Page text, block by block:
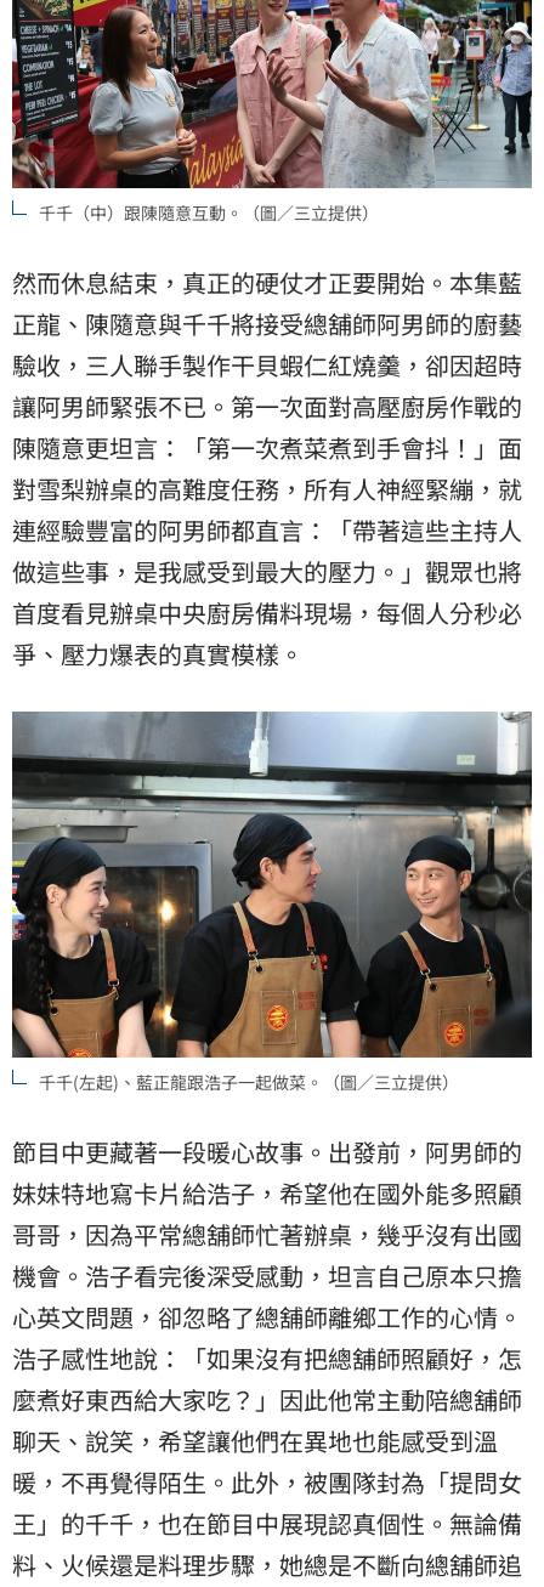
千千（中）跟陳隨意互動。（圖／三立提供）
然而休息結束，真正的硬仗才正要開始。本集藍
正龍 、陳隨意與千千將接受總舖師阿男師的廚藝
驗收，三人聯手製作干貝蝦仁紅燒羹，卻因超時
讓阿男師緊張不已。第一次面對高壓廚房作戰的
陳隨意更坦言：「第一次煮菜煮到手會抖！」面
對雪梨辦桌的高難度任務，所有人神經緊繃，就
連經驗豐富的阿男師都直言：「帶著這些主持人
做這些事，是我感受到最大的壓力。」觀眾也將
首度看見辦桌中央廚房備料現場，每個人分秒必
爭、壓力爆表的真實模樣。
千千(左起)、藍正龍跟浩子一起做菜。（圖／三立提供）
節目中更藏著一段暖心故事。出發前，阿男師的
妹妹特地寫卡片給浩子，希望他在國外能多照顧
哥哥，因為平常總舖師忙著辦桌，幾乎沒有出國
機會。浩子看完後深受感動，坦言自己原本只擔
心英文問題，卻忽略了總舖師離鄉工作的心情。
浩子感性地說：「如果沒有把總舖師照顧好，怎
麼煮好東西給大家吃？」因此他常主動陪總舖師
聊天、說笑，希望讓他們在異地也能感受到溫
暖，不再覺得陌生。此外，被團隊封為「提問女
王」的千千，也在節目中展現認真個性。無論備
料、火候還是料理步驟，她總是不斷向總舖師追